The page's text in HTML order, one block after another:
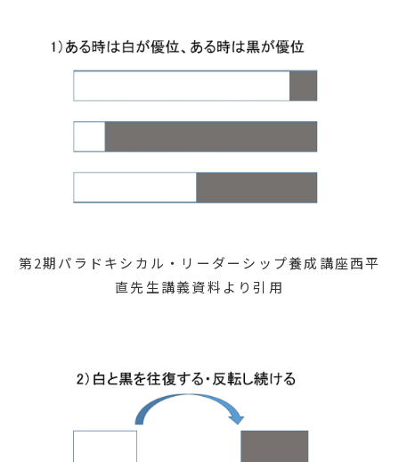
第2期パラドキシカル・リーダーシップ養成講座西平
直先生講義資料より引用